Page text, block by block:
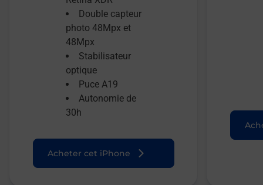
Double capteur
photo 48Mpx et
48Mpx
Stabilisateur
optique
Puce A19
Autonomie de
30h
Acheter cet iPhone